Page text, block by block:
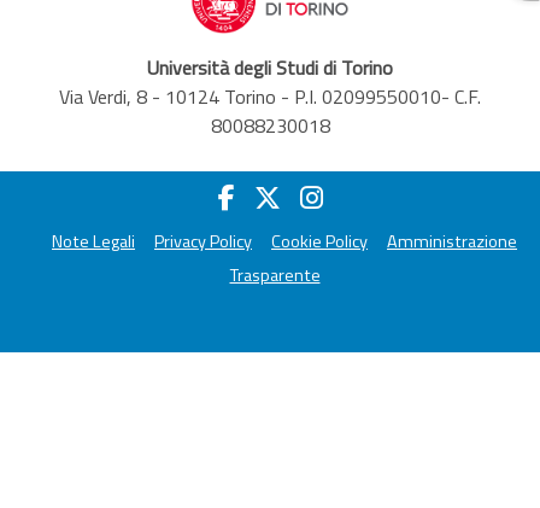
Università degli Studi di Torino
Via Verdi, 8 - 10124 Torino - P.I. 02099550010- C.F.
80088230018
Note Legali Privacy Policy Cookie Policy
Amministrazione
Trasparente